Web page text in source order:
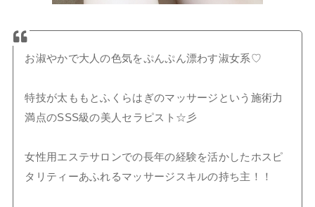
お淑やかで大人の色気をぷんぷん漂わす淑女系♡
特技が太ももとふくらはぎのマッサージという施術力
満点のSSS級の美人セラピスト☆彡
女性用エステサロンでの長年の経験を活かしたホスピ
タリティーあふれるマッサージスキルの持ち主！！